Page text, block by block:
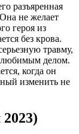
разъяренная
не желает
героя из
без крова.
травму,
любимым делом.
когда он
изменить не